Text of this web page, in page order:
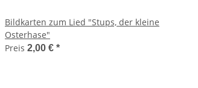
Bildkarten zum Lied "Stups, der kleine
Osterhase"
Preis 2,00 € *